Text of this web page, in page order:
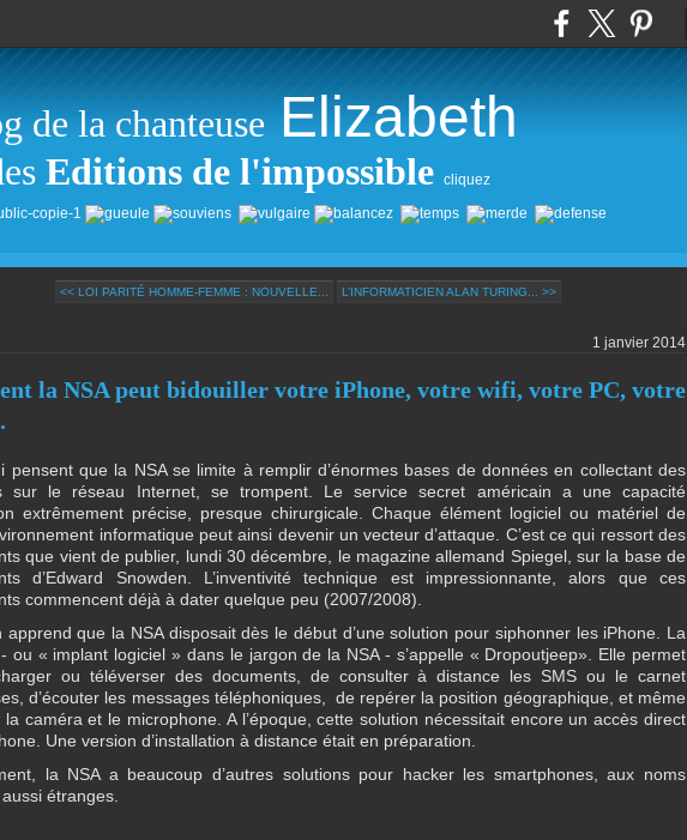
de la chanteuse Elizabeth
Editions de l'impossible cliquez
<< LOI PARITÉ HOMME-FEMME : NOUVELLE... L’INFORMATICIEN ALAN TURING... >>
1 janvier 2014
la NSA peut bidouiller votre iPhone, votre wifi, votre PC, votre
pensent que la NSA se limite à remplir d’énormes bases de données en collectant des
sur le réseau Internet, se trompent. Le service secret américain a une capacité
extrêmement précise, presque chirurgicale. Chaque élément logiciel ou matériel de
informatique peut ainsi devenir un vecteur d’attaque. C’est ce qui ressort des
que vient de publier, lundi 30 décembre, le magazine allemand Spiegel, sur la base de
d’Edward Snowden. L’inventivité technique est impressionnante, alors que ces
commencent déjà à dater quelque peu (2007/2008).
apprend que la NSA disposait dès le début d’une solution pour siphonner les iPhone. La
ou « implant logiciel » dans le jargon de la NSA - s’appelle « Dropoutjeep». Elle permet
ou téléverser des documents, de consulter à distance les SMS ou le carnet
d’écouter les messages téléphoniques, de repérer la position géographique, et même
la caméra et le microphone. A l’époque, cette solution nécessitait encore un accès direct
Une version d’installation à distance était en préparation.
la NSA a beaucoup d’autres solutions pour hacker les smartphones, aux noms
étranges.